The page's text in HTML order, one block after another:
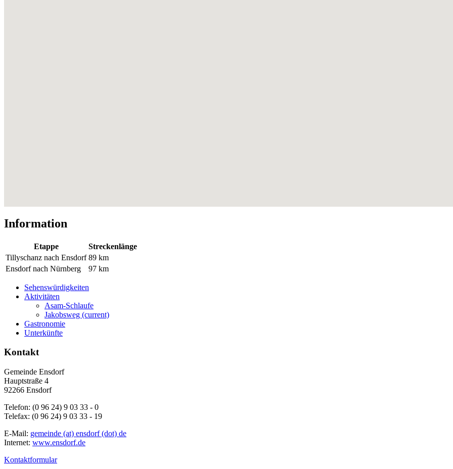
Information
Etappe
Streckenlänge
Tillyschanz nach Ensdorf 89 km
Ensdorf nach Nürnberg
97 km
Sehenswürdigkeiten
Aktivitäten
Asam-Schlaufe
Jakobsweg (current)
Gastronomie
Unterkünfte
Kontakt
Gemeinde Ensdorf
Hauptstraße 4
92266 Ensdorf
Telefon: (0 96 24) 9 03 33 - 0
Telefax: (0 96 24) 9 03 33 - 19
E-Mail: gemeinde (at) ensdorf (dot) de
Internet: www.ensdorf.de
Kontaktformular